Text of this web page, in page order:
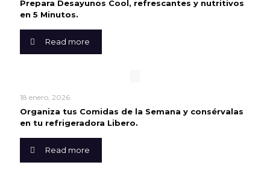
Prepara Desayunos Cool, refrescantes y nutritivos
en 5 Minutos.
Read more
18 enero, 2026
Organiza tus Comidas de la Semana y consérvalas
en tu refrigeradora Libero.
Read more